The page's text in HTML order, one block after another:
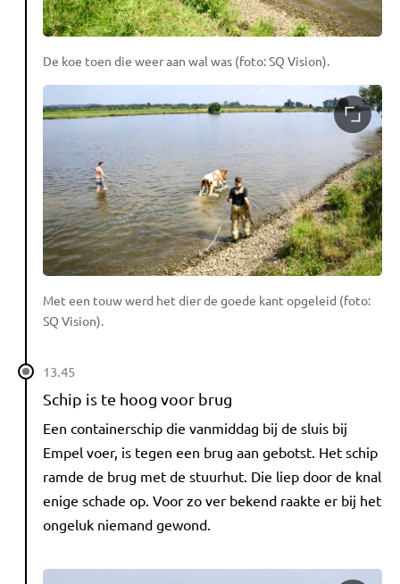
De koe toen die weer aan wal was (foto: SQ Vision).
Met een touw werd het dier de goede kant opgeleid (foto:
SQ Vision).
13.45
Schip is te hoog voor brug
Een containerschip die vanmiddag bij de sluis bij
Empel voer, is tegen een brug aan gebotst. Het schip
ramde de brug met de stuurhut. Die liep door de knal
enige schade op. Voor zo ver bekend raakte er bij het
ongeluk niemand gewond.